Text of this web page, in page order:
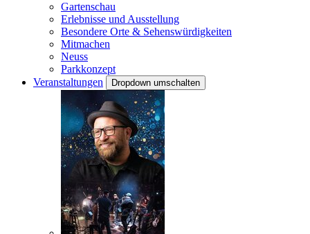
Gartenschau
Erlebnisse und Ausstellung
Besondere Orte & Sehenswürdigkeiten
Mitmachen
Neuss
Parkkonzept
Veranstaltungen
Dropdown umschalten